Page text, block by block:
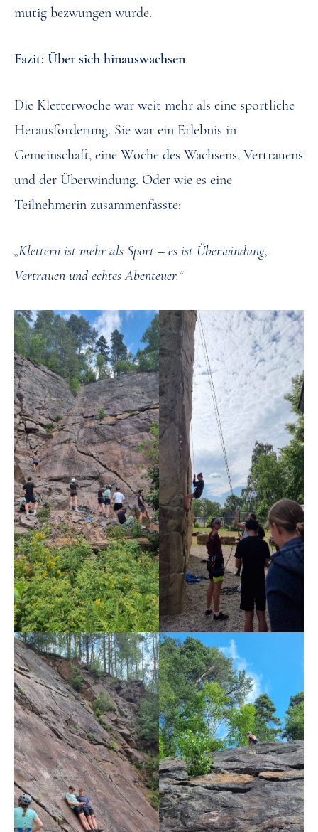
mutig bezwungen wurde.
Fazit: Über sich hinauswachsen
Die Kletterwoche war weit mehr als eine sportliche
Herausforderung. Sie war ein Erlebnis in
Gemeinschaft, eine Woche des Wachsens, Vertrauens
und der Überwindung. Oder wie es eine
Teilnehmerin zusammenfasste:
„Klettern ist mehr als Sport – es ist Überwindung,
Vertrauen und echtes Abenteuer.“